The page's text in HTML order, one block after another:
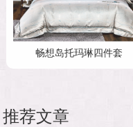
畅想岛托玛琳四件套
推荐文章